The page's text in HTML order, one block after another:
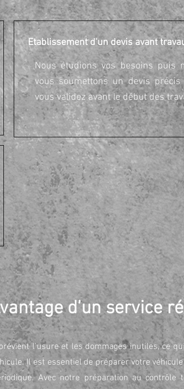
Etablissement d'un devis avant
Nous étudions vos besoins puis
vous soumettons un devis précis
vous validez avant le début des
d’un service
l’usure et les dommages inutiles, ce
Il est essentiel de préparer votre
Avec notre préparation au contrôle